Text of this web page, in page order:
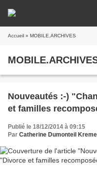
Accueil » MOBILE.ARCHIVES
Nouveautés :-)
et familles
Publié le 18/12/2014 à 09:15
Par Catherine Dumonteil